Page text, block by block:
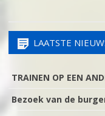
LAATSTE
TRAINEN OP EEN
Bezoek van de